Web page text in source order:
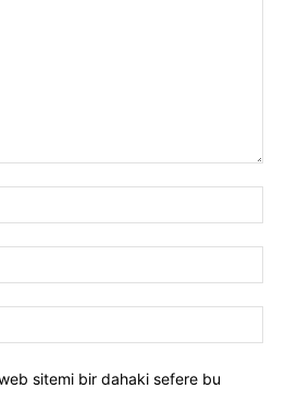
sitemi bir dahaki sefere bu